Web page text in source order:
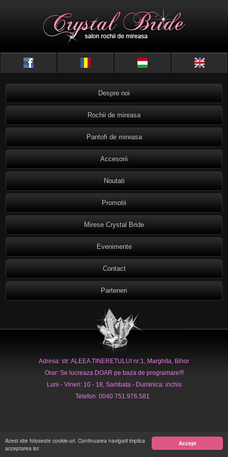
Accept
Acest site foloseste cookie-uri. Continuarea navigarii implica
acceptarea lor.
Despre noi
Rochii de mireasa
Pantofi de mireasa
Accesorii
Noutati
Promotii
Mirese Crystal Bride
Evenimente
Contact
Parteneri
Adresa: str: ALEEA TINERETULUI nr:1, Marghita, Bihor
Orar: Se lucreaza DOAR pe baza de programare!!!
Luni - Vineri: 10 - 18, Sambata - Duminica: inchis
Telefon: 0040 751.976.581